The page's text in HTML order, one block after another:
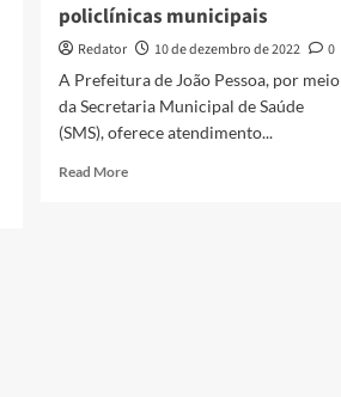
policlínicas municipais
Redator 10 de dezembro de 2022
0
A Prefeitura de João Pessoa, por meio
da Secretaria Municipal de Saúde
(SMS), oferece atendimento...
Read MoreRead